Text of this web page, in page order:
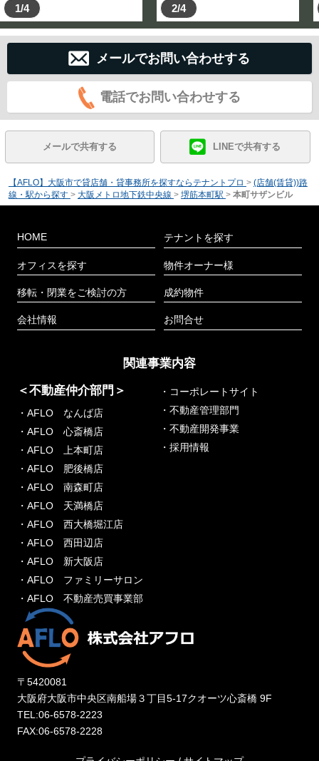
1/4 2/4
メールでお問い合わせする
電話でお問い合わせする
メールで共有する LINEで共有する
【AFLO】大阪市で貸店舗・貸事務所を探すならテナントプロ > (店舗(賃貸))路
線・駅から探す > 大阪メトロ地下鉄中央線 > 堺筋本町駅 > 本町サザンビル
HOME
オフィスを探す
移転・閉業をご検討の方
会社情報
テナントを探す
物件オーナー様
成約物件
お問合せ
関連事業内容
＜不動産仲介部門＞
・AFLO なんば店
・AFLO 心斎橋店
・AFLO 上本町店
・AFLO 肥後橋店
・AFLO 南森町店
・AFLO 天満橋店
・AFLO 西大橋堀江店
・AFLO 西田辺店
・AFLO 新大阪店
・AFLO ファミリーサロン
・AFLO 不動産売買事業部
・コーポレートサイト
・不動産管理部門
・不動産開発事業
・採用情報
〒5420081
大阪府大阪市中央区南船場３丁目5-17クオーツ心斎橋 9F
TEL:06-6578-2223
FAX:06-6578-2228